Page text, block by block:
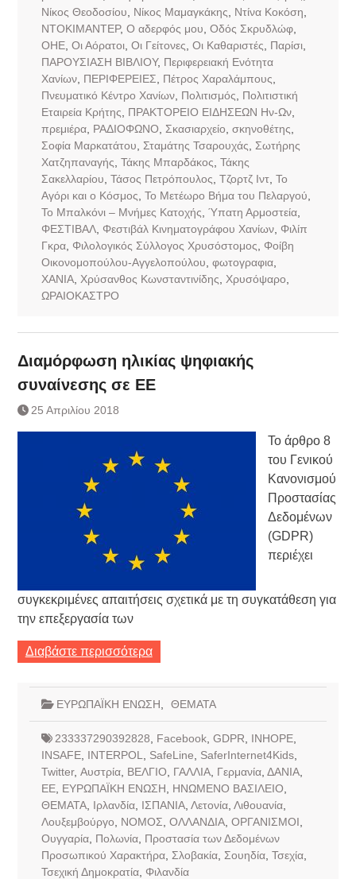
Νίκος Θεοδοσίου
Νίκος Μαμαγκάκης Ντίνα Κοκόση
ΝΤΟΚΙΜΑΝΤΕΡ, Ο αδερφός μου Οδός Σκρυδλώφ,
ΟΗΕ, Οι Αόρατοι, Οι Γείτονες Οι Καθαριστές Παρίσι,
ΠΑΡΟΥΣΙΑΣΗ ΒΙΒΛΙΟΥ, Περιφερειακή Ενότητα
Χανίων, ΠΕΡΙΦΕΡΕΙΕΣ Πέτρος Χαραλάμπους
Πνευματικό Κέντρο Χανίων, Πολιτισμός
Πολιτιστική
Εταιρεία Κρήτης
ΠΡΑΚΤΟΡΕΙΟ ΕΙΔΗΣΕΩΝ Ην-Ων,
πρεμιέρα, ΡΑΔΙΟΦΩΝΟ Σκασιαρχείο σκηνοθέτης
Σοφία Μαρκατάτου
Σταμάτης Τσαρουχάς
Σωτήρης
Χατζηπαναγής Τάκης Μπαρδάκος Τάκης
Σακελλαρίου Τάσος Πετρόπουλος Τζορτζ Ιντ, Το
Αγόρι και ο Κόσμος Το Μετέωρο Βήμα του Πελαργού
Το Μπαλκόνι – Μνήμες Κατοχής Ύπατη Αρμοστεία,
ΦΕΣΤΙΒΑΛ, Φεστιβάλ Κινηματογράφου Χανίων, Φιλίπ
Γκρα, Φιλολογικός Σύλλογος Χρυσόστομος
Φοίβη
Οικονομοπούλου-Αγγελοπούλου φωτογραφια,
ΧΑΝΙΑ, Χρύσανθος Κωνσταντινίδης Χρυσόψαρο
ΩΡΑΙΟΚΑΣΤΡΟ
Διαμόρφωση ηλικίας ψηφιακής
συναίνεσης σε ΕΕ
25 Απριλίου 2018
Το άρθρο 8
του Γενικού
Κανονισμού
Προστασίας
Δεδομένων
(GDPR)
περιέχει
συγκεκριμένες απαιτήσεις σχετικά με τη συγκατάθεση για
την επεξεργασία των
Διαβάστε περισσότερα
ΕΥΡΩΠΑΪΚΗ ΕΝΩΣΗ ΘΕΜΑΤΑ
233337290392828 Facebook, GDPR INHOPE,
INSAFE, INTERPOL SafeLine SaferInternet4Kids,
Twitter, Αυστρία, ΒΕΛΓΙΟ ΓΑΛΛΙΑ, Γερμανία, ΔΑΝΙΑ,
ΕΕ, ΕΥΡΩΠΑΪΚΗ ΕΝΩΣΗ ΗΝΩΜΕΝΟ ΒΑΣΙΛΕΙΟ
ΘΕΜΑΤΑ, Ιρλανδία, ΙΣΠΑΝΙΑ, Λετονία, Λιθουανία,
Λουξεμβούργο
ΝΟΜΟΣ ΟΛΛΑΝΔΙΑ, ΟΡΓΑΝΙΣΜΟΙ
Ουγγαρία, Πολωνία, Προστασία των Δεδομένων
Προσωπικού Χαρακτήρα, Σλοβακία, Σουηδία, Τσεχία,
Τσεχική Δημοκρατία, Φιλανδία